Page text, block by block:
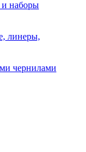
наборы
линеры,
чернилами